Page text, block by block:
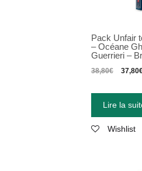
Pack Unfair
– Océane
Guerrieri –
38,80€ 37,80
Lire la
Wishlist